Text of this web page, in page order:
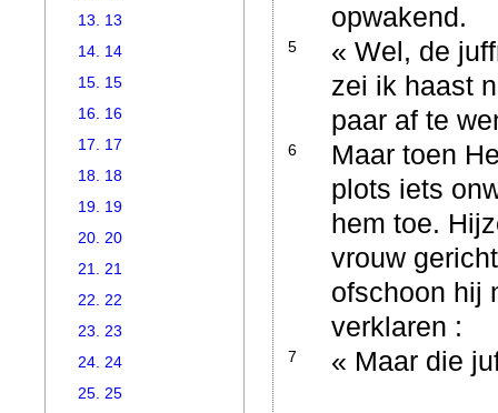
opwakend.
5
« Wel, de
zei ik haast
paar af te
6
Maar toen
plots iets
hem toe.
vrouw
ofschoon hij
verklaren :
7 « Maar die
13. 13
14. 14
15. 15
16. 16
17. 17
18. 18
19. 19
20. 20
21. 21
22. 22
23. 23
24. 24
25. 25